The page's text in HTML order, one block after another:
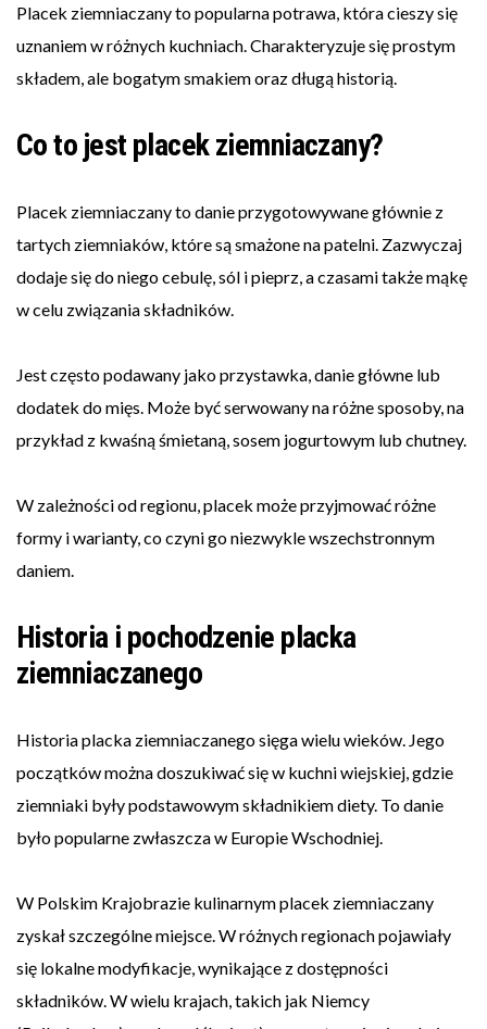
Placek ziemniaczany to popularna potrawa, która cieszy się
uznaniem w różnych kuchniach. Charakteryzuje się prostym
składem, ale bogatym smakiem oraz długą historią.
Co to jest placek ziemniaczany?
Placek ziemniaczany to danie przygotowywane głównie z
tartych ziemniaków, które są smażone na patelni. Zazwyczaj
dodaje się do niego cebulę, sól i pieprz, a czasami także mąkę
w celu związania składników.
Jest często podawany jako przystawka, danie główne lub
dodatek do mięs. Może być serwowany na różne sposoby, na
przykład z kwaśną śmietaną, sosem jogurtowym lub chutney.
W zależności od regionu, placek może przyjmować różne
formy i warianty, co czyni go niezwykle wszechstronnym
daniem.
Historia i pochodzenie placka
ziemniaczanego
Historia placka ziemniaczanego sięga wielu wieków. Jego
początków można doszukiwać się w kuchni wiejskiej, gdzie
ziemniaki były podstawowym składnikiem diety. To danie
było popularne zwłaszcza w Europie Wschodniej.
W Polskim Krajobrazie kulinarnym placek ziemniaczany
zyskał szczególne miejsce. W różnych regionach pojawiały
się lokalne modyfikacje, wynikające z dostępności
składników. W wielu krajach, takich jak Niemcy